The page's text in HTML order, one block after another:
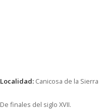
Localidad: Canicosa de la Sierra
De finales del siglo XVII.